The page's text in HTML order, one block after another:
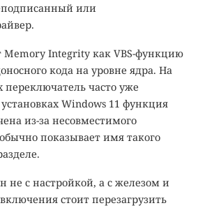
или
Memory Integrity как VBS-функцию
кода на уровне ядра. На
часто уже
Windows 11 функция
из-за несовместимого
показывает имя такого
не с настройкой, а с железом и
стоит перезагрузить